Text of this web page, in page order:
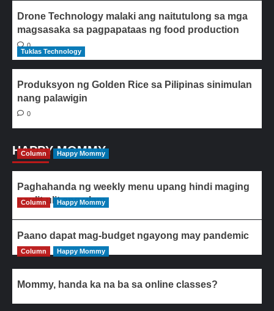
Drone Technology malaki ang naitutulong sa mga
magsasaka sa pagpapataas ng food production
0
Tuklas Technology
Produksyon ng Golden Rice sa Pilipinas sinimulan
nang palawigin
0
HAPPY MOMMY
Column Happy Mommy
Paghahanda ng weekly menu upang hindi maging
paulit-ulit ang ulam
Column Happy Mommy
Paano dapat mag-budget ngayong may pandemic
Column Happy Mommy
Mommy, handa ka na ba sa online classes?